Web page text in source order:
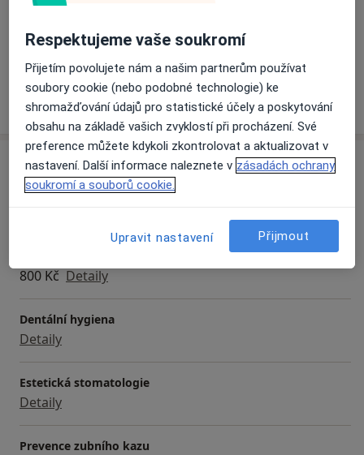
stomatologie mezi které patři dentální hygiena, bělení
zubů či zhotovení panoramatického rentgenu.
Zakládáme si na přátelském přístupu k pacientovi.
Každý, kdo k nám přichází na ošetření, je nejprve
komplexně vyšetřen, podrobně seznámen se stavem
svého chrupu a eventuálním postupem a charakterem
léčby. Po konzultaci s pacientem je na základě jeho
požadavků sestaven léčebný plán.
Nemoci zubů
Víceo zkušenostech
Služby a ceník služeb
Bělení zubů
800 Kč Detaily
Dentální hygiena
Detaily
Estetická stomatologie
Detaily
Prevence zubního kazu
Respektujeme vaše soukromí
Přijetím povolujete nám a našim partnerům používat
soubory cookie (nebo podobné technologie) ke
shromažďování údajů pro statistické účely a poskytování
obsahu na základě vašich zvyklostí při procházení. Své
preference můžete kdykoli zkontrolovat a aktualizovat v
nastavení. Další informace naleznete v zásadách ochrany
soukromí a souborů cookie.
Upravit nastavení Přijmout